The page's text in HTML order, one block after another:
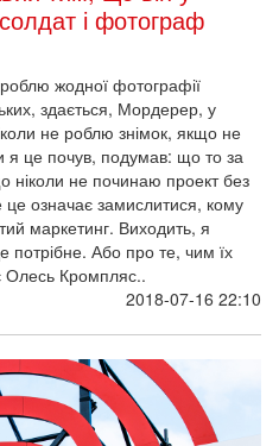
і фотограф
жодної фотографії
здається, Мордерер, у
не роблю знімок, якщо не
це почув, подумав: що то за
ніколи не починаю проект без
означає замислитися, кому
маркетинг. Виходить, я
Або про те, чим їх
Олесь Кромпляс..
2018-07-16 22:10